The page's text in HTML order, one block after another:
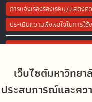
เว็บไซต์มหาวิทย
ประสบการณ์และคว
การแจ้งเรื่องร้องเรียน/แสดงค
ประเมินความพึงพอใจในการใ
Site Map